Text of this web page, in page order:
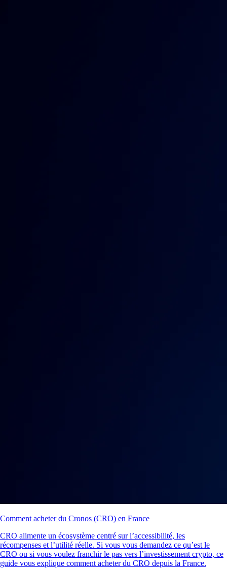
Comment acheter du Cronos (CRO) en France
CRO alimente un écosystème centré sur l’accessibilité, les
récompenses et l’utilité réelle. Si vous vous demandez ce qu’est le
CRO ou si vous voulez franchir le pas vers l’investissement crypto, ce
guide vous explique comment acheter du CRO depuis la France.